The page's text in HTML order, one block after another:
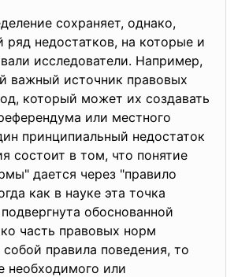
сохраняет, однако,
ряд недостатков, на которые и
исследователи. Например,
важный источник правовых
который может их создавать
или местного
принципиальный недостаток
состоит в том, что понятие
дается через "правило
как в науке эта точка
обоснованной
часть правовых норм
собой правила поведения, то
необходимого или